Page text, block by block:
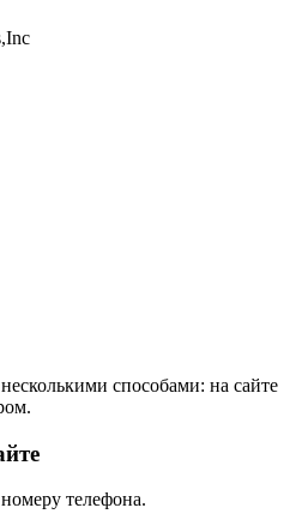
способами: на сайте
телефона.